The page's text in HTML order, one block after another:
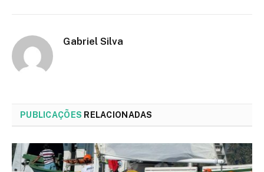
Gabriel Silva
PUBLICAÇÕES RELACIONADAS